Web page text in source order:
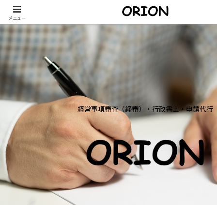
経営事項審査（経審）・行政書士・申請代行
メニュー